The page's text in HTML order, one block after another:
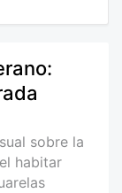
sobre la
habitar